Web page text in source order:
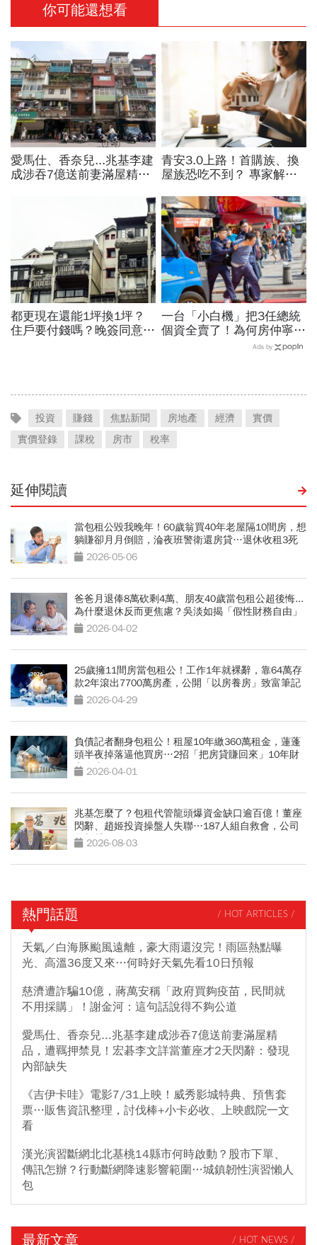
你可能還想看
愛馬仕、香奈兒...兆基李建
成涉吞7億送前妻滿屋精
詳當董座才2天閃辭：發現
青安3.0上路！首購族、換
屋族恐吃不到？ 專家解析
這時機！
都更現在還能1坪換1坪？
住戶要付錢嗎？晚簽同意書
一台「小白機」把3任總統
個資全賣了！為何房仲寧願
靠它也不願拜訪屋主 專
Ads by
投資 賺錢 焦點新聞 房地產 經濟
實價
實價登錄
課稅 房市 稅率
延伸閱讀
當包租公毀我晚年！60歲翁買40年老屋隔10間房，想
躺賺卻月月倒賠，淪夜班警衛還房貸…退休收租3死
穴 2026-05-06
爸爸月退俸8萬砍剩4萬、朋友40歲當包租公超後悔...
為什麼退休反而更焦慮？吳淡如揭「假性財務自由」
5大危機
2026-04-02
25歲擁11間房當包租公！工作1年就裸辭，靠64萬存
款2年滾出7700萬房產，公開「以房養房」致富筆記
2026-04-29
負債記者翻身包租公！租屋10年繳360萬租金，蓮蓬
頭半夜掉落逼他買房…2招「把房貸賺回來」10年財
富自由
2026-04-01
兆基怎麼了？包租代管龍頭爆資金缺口逾百億！董座
閃辭、趙姬投資操盤人失聯…187人組自救會，公司
最新聲明
2026-08-03
熱門話題 / HOT ARTICLES /
天氣／白海豚颱風遠離，豪大雨還沒完！雨區熱點曝
光、高溫36度又來…何時好天氣先看10日預報
慈濟遭詐騙10億，蔣萬安稱「政府買夠疫苗，民間就
不用採購」！謝金河：這句話說得不夠公道
愛馬仕、香奈兒...兆基李建成涉吞7億送前妻滿屋精
品，遭羈押禁見！宏碁李文詳當董座才2天閃辭：發現
內部缺失
《吉伊卡哇》電影7/31上映！威秀影城特典、預售套
票…販售資訊整理，討伐棒+小卡必收、上映戲院一文
看
漢光演習斷網北北基桃14縣市何時啟動？股市下單、
傳訊怎辦？行動斷網降速影響範圍…城鎮韌性演習懶人
包
最新文章 / HOT NEWS /